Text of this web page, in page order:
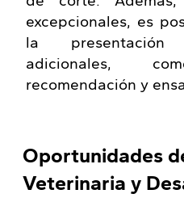
excepcionales, es
la presentación
adicionales,
recomendación y
Oportunidades
Veterinaria y